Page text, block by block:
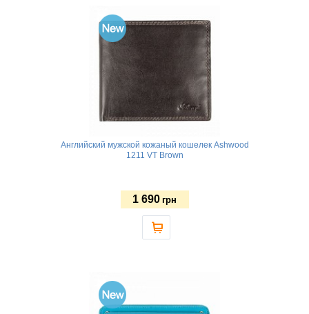
Английский мужской кожаный кошелек Ashwood
1211 VT Brown
1 690 грн